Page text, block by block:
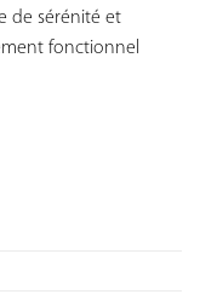
de sérénité et
fonctionnel